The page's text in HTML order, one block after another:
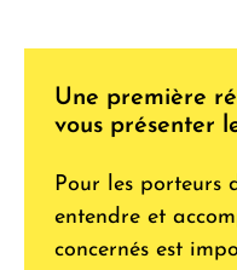
Une première
vous présenter
Pour les porteurs
entendre et
concernés est